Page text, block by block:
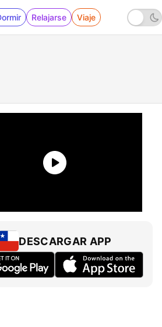
Relajarse Viaje
DESCARGAR APP